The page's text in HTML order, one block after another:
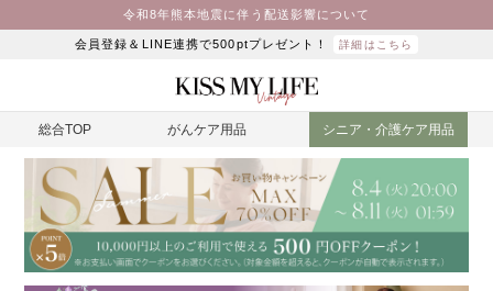
令和8年熊本地震に伴う配送影響について
会員登録＆LINE連携で500ptプレゼント！ 詳細はこちら
総合TOP がんケア用品 シニア・介護ケア用品